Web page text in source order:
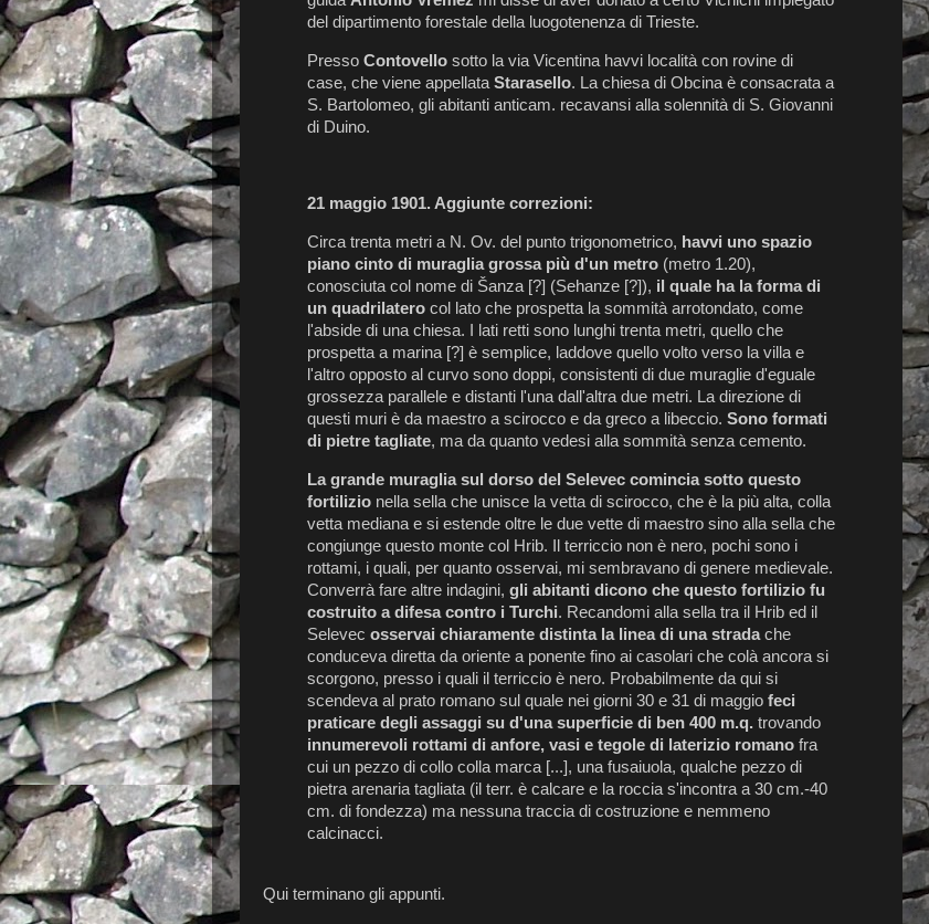
del dipartimento forestale della luogotenenza di Trieste.
Presso Contovello sotto la via Vicentina havvi località con rovine di
case, che viene appellata Starasello. La chiesa di Obcina è consacrata a
S. Bartolomeo, gli abitanti anticam. recavansi alla solennità di S. Giovanni
di Duino.
21 maggio 1901. Aggiunte correzioni:
Circa trenta metri a N. Ov. del punto trigonometrico, havvi uno spazio
piano cinto di muraglia grossa più d'un metro (metro 1.20),
conosciuta col nome di Šanza [?] (Sehanze [?]), il quale ha la forma di
un quadrilatero col lato che prospetta la sommità arrotondato, come
l'abside di una chiesa. I lati retti sono lunghi trenta metri, quello che
prospetta a marina [?] è semplice, laddove quello volto verso la villa e
l'altro opposto al curvo sono doppi, consistenti di due muraglie d'eguale
grossezza parallele e distanti l'una dall'altra due metri. La direzione di
questi muri è da maestro a scirocco e da greco a libeccio. Sono formati
di pietre tagliate, ma da quanto vedesi alla sommità senza cemento.
La grande muraglia sul dorso del Selevec comincia sotto questo
fortilizio nella sella che unisce la vetta di scirocco, che è la più alta, colla
vetta mediana e si estende oltre le due vette di maestro sino alla sella che
congiunge questo monte col Hrib. Il terriccio non è nero, pochi sono i
rottami, i quali, per quanto osservai, mi sembravano di genere medievale.
Converrà fare altre indagini, gli abitanti dicono che questo fortilizio fu
costruito a difesa contro i Turchi. Recandomi alla sella tra il Hrib ed il
Selevec osservai chiaramente distinta la linea di una stradache
conduceva diretta da oriente a ponente fino ai casolari che colà ancora si
scorgono, presso i quali il terriccio è nero. Probabilmente da qui si
scendeva al prato romano sul quale nei giorni 30 e 31 di maggio feci
praticare degli assaggi su d'una superficie di ben 400 m.q. trovando
innumerevoli rottami di anfore, vasi e tegole di laterizio romano fra
cui un pezzo di collo colla marca [...], una fusaiuola, qualche pezzo di
pietra arenaria tagliata (il terr. è calcare e la roccia s'incontra a 30 cm.-40
cm. di fondezza) ma nessuna traccia di costruzione e nemmeno
calcinacci.
Qui terminano gli appunti.